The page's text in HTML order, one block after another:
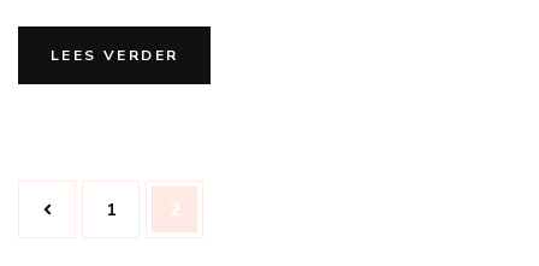
LEES VERDER
Berichtnavigatie
Pagina
1 Pagina
2